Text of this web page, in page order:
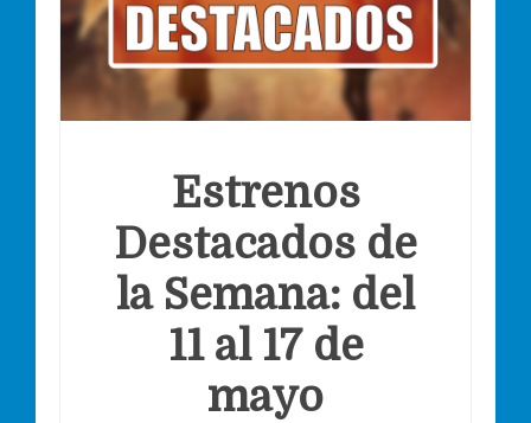
Estrenos
Destacados de
la Semana: del
11 al 17 de
mayo